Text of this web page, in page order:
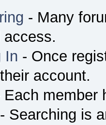
- Many
access.
In - Once
account.
Each member
- Searching is